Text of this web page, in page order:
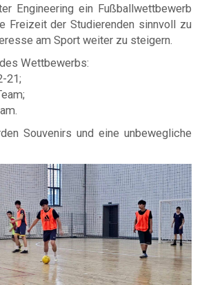
Engineering ein Fußballwettbewerb
Freizeit der Studierenden sinnvoll zu
am Sport weiter zu steigern.
Wettbewerbs:
21;
Souvenirs und eine unbewegliche